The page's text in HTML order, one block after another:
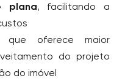
plana, facilitando a
que oferece maior
do projeto
do imóvel